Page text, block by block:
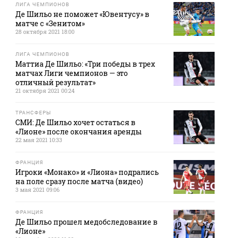
ЛИГА ЧЕМПИОНОВ
Де Шильо не поможет «Ювентусу» в
матче с «Зенитом»
28 октября 2021 18:00
ЛИГА ЧЕМПИОНОВ
Маттиа Де Шильо: «Три победы в трех
матчах Лиги чемпионов — это
отличный результат»
21 октября 2021 00:24
ТРАНСФЕРЫ
СМИ: Де Шильо хочет остаться в
«Лионе» после окончания аренды
22 мая 2021 10:33
ФРАНЦИЯ
Игроки «Монако» и «Лиона» подрались
на поле сразу после матча (видео)
3 мая 2021 09:06
ФРАНЦИЯ
Де Шильо прошел медобследование в
«Лионе»